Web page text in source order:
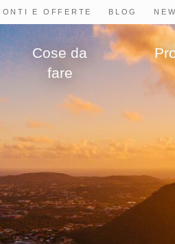
E OFFERTE BLOG
Cose da
fare